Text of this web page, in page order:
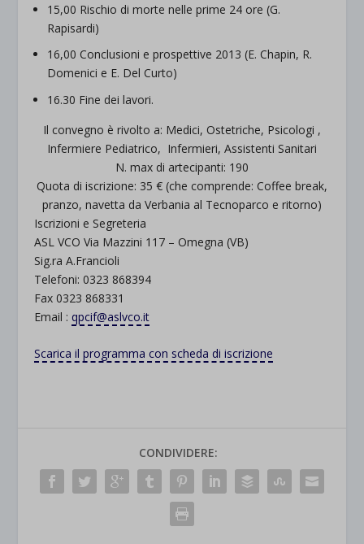
15,00 Rischio di morte nelle prime 24 ore (G.
Rapisardi)
16,00 Conclusioni e prospettive 2013 (E. Chapin, R.
Domenici e E. Del Curto)
16.30 Fine dei lavori.
Il convegno è rivolto a: Medici, Ostetriche, Psicologi ,
Infermiere Pediatrico, Infermieri, Assistenti Sanitari
N. max di artecipanti: 190
Quota di iscrizione: 35 € (che comprende: Coffee break,
pranzo, navetta da Verbania al Tecnoparco e ritorno)
Iscrizioni e Segreteria
ASL VCO Via Mazzini 117 – Omegna (VB)
Sig.ra A.Francioli
Telefoni: 0323 868394
Fax 0323 868331
Email :qpcif@aslvco.it
Scarica il programma con scheda di iscrizione
CONDIVIDERE: